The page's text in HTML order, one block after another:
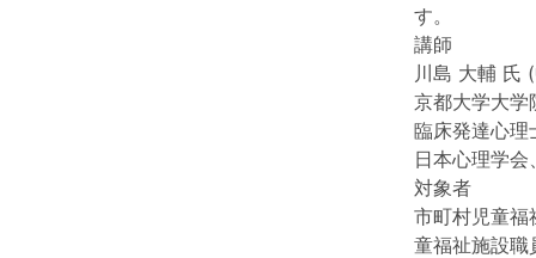
す。
講師
川島 大輔 氏
京都大学大学
臨床発達心理
日本心理学
対象者
市町村児童福
童福祉施設職